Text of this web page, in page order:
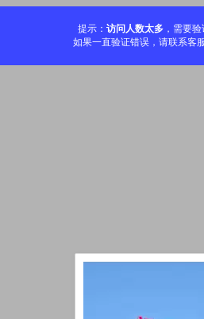
提示： 访问人数太多 ，需要
如果一直验证错误，请联系客